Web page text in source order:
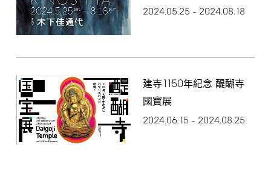
2024.05.25 – 2024.08.18
建寺1150年紀念 醍醐寺
國寶展
2024.06.15 – 2024.08.25